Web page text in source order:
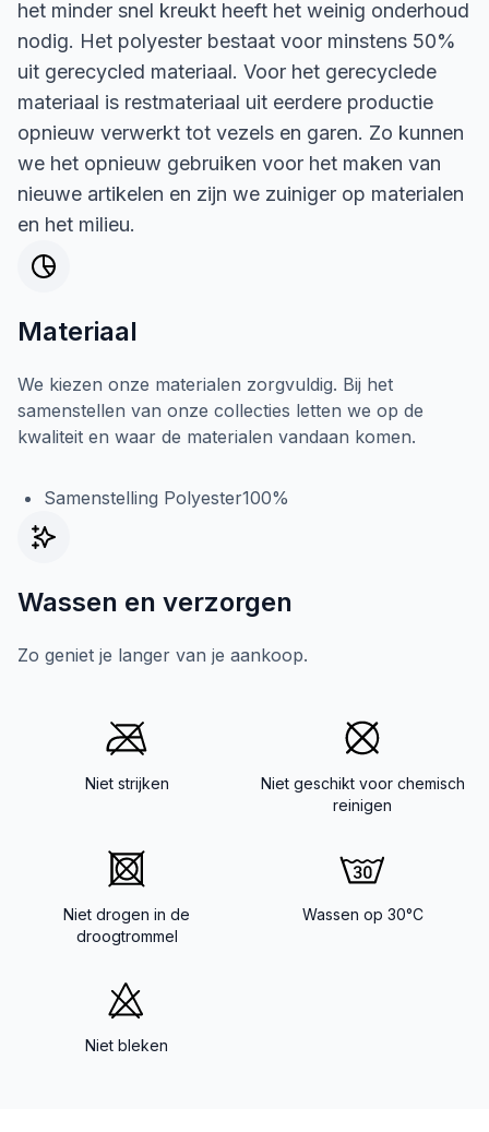
het minder snel kreukt heeft het weinig onderhoud
nodig. Het polyester bestaat voor minstens 50%
uit gerecycled materiaal. Voor het gerecyclede
materiaal is restmateriaal uit eerdere productie
opnieuw verwerkt tot vezels en garen. Zo kunnen
we het opnieuw gebruiken voor het maken van
nieuwe artikelen en zijn we zuiniger op materialen
en het milieu.
Materiaal
We kiezen onze materialen zorgvuldig. Bij het
samenstellen van onze collecties letten we op de
kwaliteit en waar de materialen vandaan komen.
Samenstelling Polyester100%
Wassen en verzorgen
Zo geniet je langer van je aankoop.
Niet strijken
Niet geschikt voor chemisch
reinigen
Niet drogen in de
droogtrommel
Wassen op 30°C
Niet bleken